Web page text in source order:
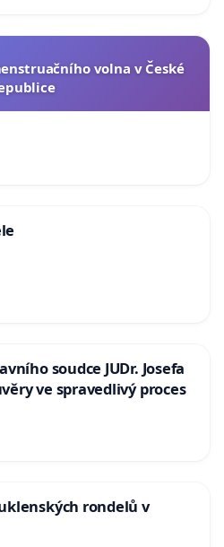
volna v České
soudce JUDr. Josefa
ve spravedlivý proces
rondelů v